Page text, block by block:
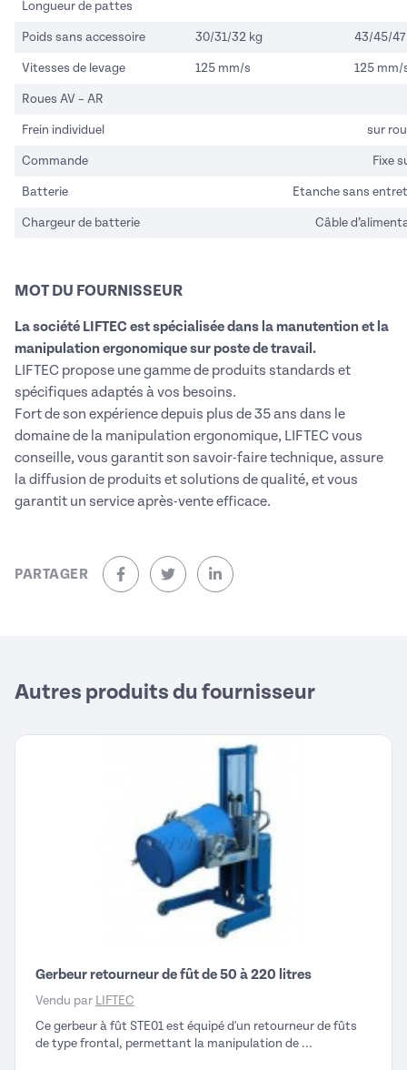
Longueur de pattes
Poids sans accessoire 30/31/32 kg 43/45/47
Vitesses de levage 125 mm/s 125 mm/
Roues AV – AR
Frein individuel sur
Commande Fixe
Batterie Etanche sans
Chargeur de batterie Câble
MOT DU FOURNISSEUR
La société LIFTEC est spécialisée dans la manutention et la
manipulation ergonomique sur poste de travail.
LIFTEC propose une gamme de produits standards et
spécifiques adaptés à vos besoins.
Fort de son expérience depuis plus de 35 ans dans le
domaine de la manipulation ergonomique, LIFTEC vous
conseille, vous garantit son savoir-faire technique, assure
la diffusion de produits et solutions de qualité, et vous
garantit un service après-vente efficace.
PARTAGER
sur Facebook (nouvelle fenêtre)
sur Twitter (nouvelle fenêtre)
sur Linkedin (nouvelle fenêtre)
Autres produits du fournisseur
Gerbeur retourneur de fût de 50 à 220 litres
Vendu par LIFTEC
Ce gerbeur à fût STE01 est équipé d'un retourneur de fûts
de type frontal, permettant la manipulation de ...